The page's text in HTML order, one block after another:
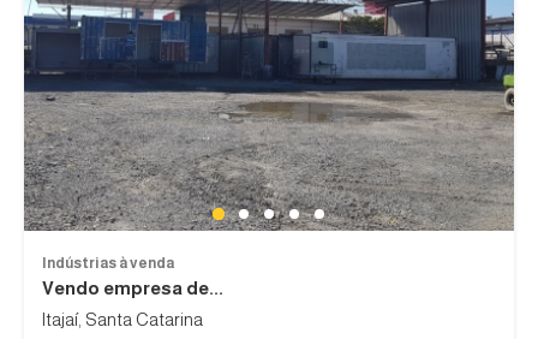
1 2 3 4 5
Indústrias à venda
Vendo empresa de...
Itajaí, Santa Catarina